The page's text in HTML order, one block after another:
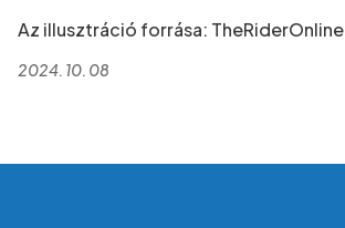
Az illusztráció forrása: TheRiderOnline
2024. 10. 08